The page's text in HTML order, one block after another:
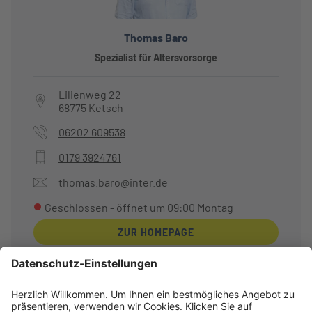
Thomas Baro
Spezialist für Altersvorsorge
Lilienweg 22
68775 Ketsch
06202 609538
0179 3924761
thomas.baro@inter.de
Geschlossen - öffnet um 09:00 Montag
ZUR HOMEPAGE
Sie sind hier: Startseite Deutschland Ketsch